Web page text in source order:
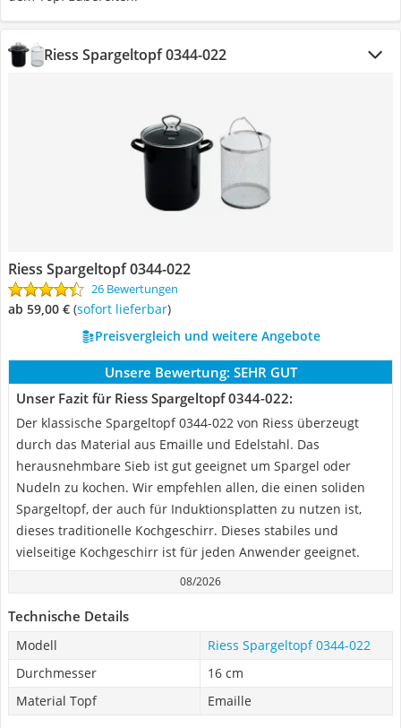
Riess Spargeltopf 0344-022
Riess Spargeltopf 0344-022
26 Bewertungen
ab 59,00 € ( Sofort lieferbar)
Preisvergleich und weitere Angebote
Unsere Bewertung: SEHR GUT
Unser Fazit für Riess Spargeltopf 0344-022:
Der klassische Spargeltopf 0344-022 von Riess überzeugt
durch das Material aus Emaille und Edelstahl. Das
herausnehmbare Sieb ist gut geeignet um Spargel oder
Nudeln zu kochen. Wir empfehlen allen, die einen soliden
Spargeltopf, der auch für Induktionsplatten zu nutzen ist,
dieses traditionelle Kochgeschirr. Dieses stabiles und
vielseitige Kochgeschirr ist für jeden Anwender geeignet.
08/2026
Technische Details
Modell
Riess Spargeltopf 0344-022
Durchmesser
16 cm
Material Topf
Emaille